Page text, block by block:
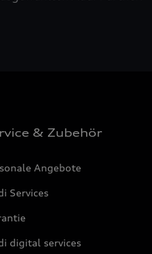
& Zubehör
Angebote
Services
digital services